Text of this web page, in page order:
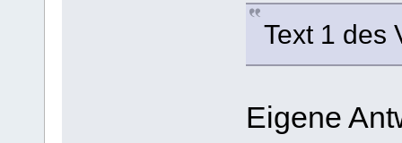
Text 1 des
Eigene